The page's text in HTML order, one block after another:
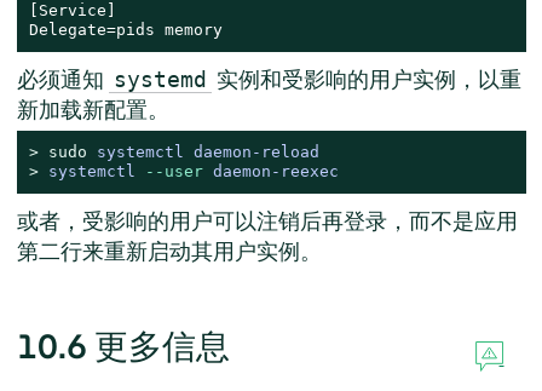
[Service]
Delegate=pids memory
必须通知 systemd 实例和受影响的用户实例，以重
新加载新配置。
> sudo
systemctl daemon-reload
> systemctl --user daemon-reexec
或者，受影响的用户可以注销后再登录，而不是应用
第二行来重新启动其用户实例。
10.6 更多信息